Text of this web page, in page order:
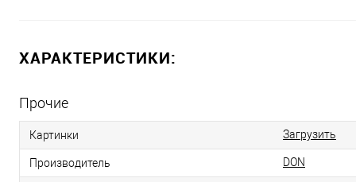
ХАРАКТЕРИСТИКИ:
Прочие
Картинки Загрузить
Производитель DОN